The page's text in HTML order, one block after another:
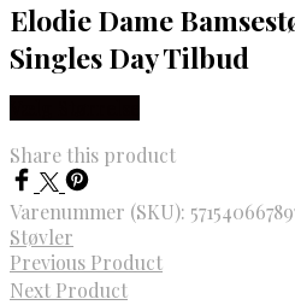
Elodie Dame
Singles Day Tilbud
Share this product
Varenummer (SKU):
Støvler
Previous Product
Next Product